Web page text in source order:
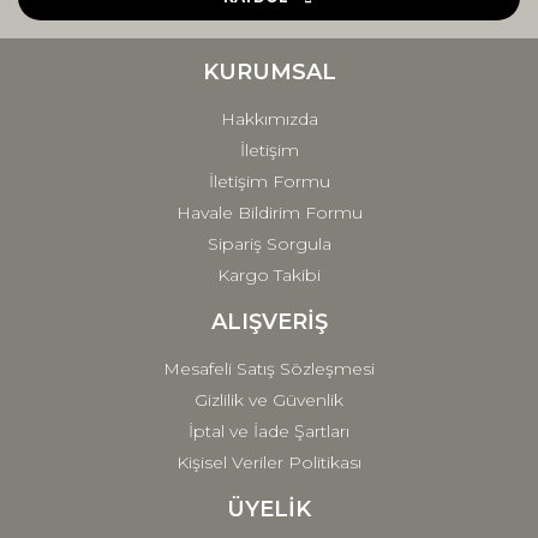
Ürün fiyatı diğer sitelerden daha pahalı.
Gönder
KURUMSAL
Hakkımızda
İletişim
İletişim Formu
Havale Bildirim Formu
Sipariş Sorgula
Kargo Takibi
ALIŞVERİŞ
Mesafeli Satış Sözleşmesi
Gizlilik ve Güvenlik
İptal ve İade Şartları
Kişisel Veriler Politikası
ÜYELİK